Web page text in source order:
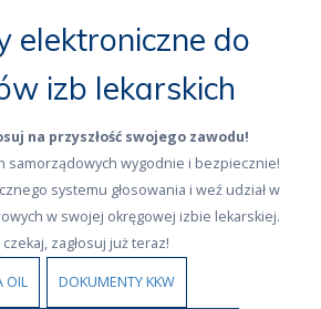
elektroniczne do
izb lekarskich
na przyszłość swojego zawodu!
samorządowych wygodnie i bezpiecznie!
systemu głosowania i weź udział w
w swojej okręgowej izbie lekarskiej.
czekaj, zagłosuj już teraz!
OIL DOKUMENTY KKW